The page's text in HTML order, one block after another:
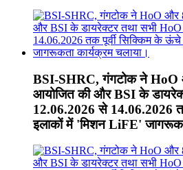
BSI-SHRC, गंगटोक ने
आयोजित की और BSI के
12.06.2026 से 14.06.2026
इलाकों में 'मिशन LiFE'